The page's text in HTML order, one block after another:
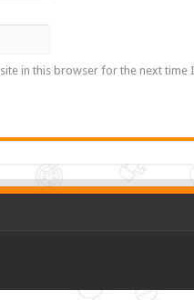
in this browser for the next time